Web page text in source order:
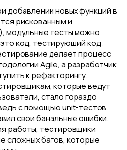
добавлении новых функций в
рискованным и
модульные тесты можно
код, тестирующий код.
делает процесс
Agile, а разработчик
к рефакторингу.
которые ведут
стало гораздо
с помощью unit-тестов
свои банальные ошибки.
работы, тестировщики
сложных багов, которые